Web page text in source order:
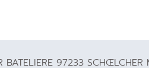
BATELIERE 97233 SCHŒLCHER